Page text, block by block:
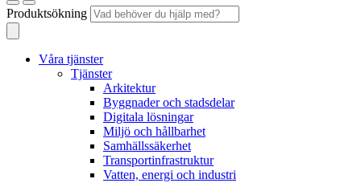
Produktsökning
Våra tjänster
Tjänster
Arkitektur
Byggnader och stadsdelar
Digitala lösningar
Miljö och hållbarhet
Samhällssäkerhet
Transportinfrastruktur
Vatten, energi och industri